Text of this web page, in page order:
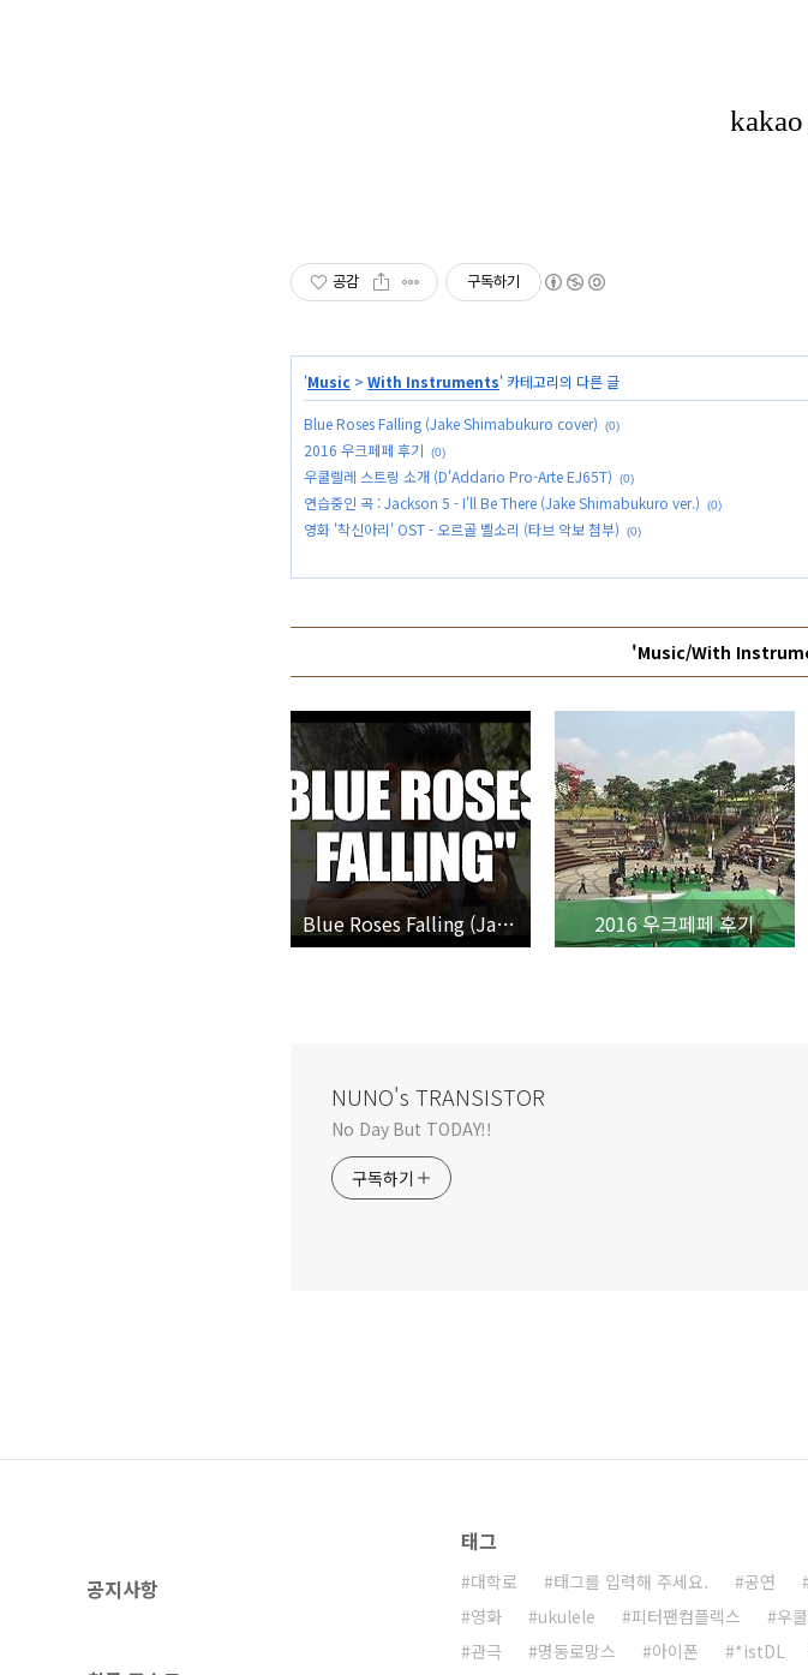
공감 구독하기
'Music > With Instruments' 카테고리의 다른 글
Blue Roses Falling (Jake Shimabukuro cover) (0)
2016 우크페페 후기 (0)
우쿨렐레 스트링 소개 (D'Addario Pro-Arte EJ65T) (0)
연습중인 곡 : Jackson 5 - I'll Be There (Jake Shimabukuro ver.) (0)
영화 '착신아리' OST - 오르골 벨소리 (타브 악보 첨부) (0)
'Music/With
Blue Roses Falling (Jake Shimabukuro cover) 2016 우크페페 후기
NUNO's TRANSISTOR
No Day But TODAY!!
구독하기
공지사항
태그
대학로 태그를 입력해 주세요. 공연
영화
ukulele 피터팬컴플렉스 우
관극
명동로망스 아이폰 *istDL